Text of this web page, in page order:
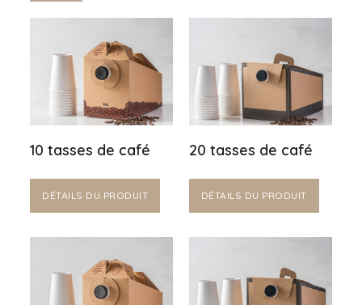
10 tasses de café
DÉTAILS DU PRODUIT
20 tasses de café
DÉTAILS DU PRODUIT